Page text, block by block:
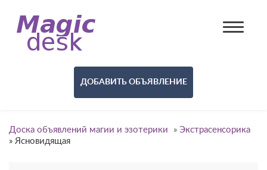
ДОБАВИТЬ ОБЪЯВЛЕНИЕ
Доска объявлений магии и эзотерики » Экстрасенсорика
» Ясновидящая